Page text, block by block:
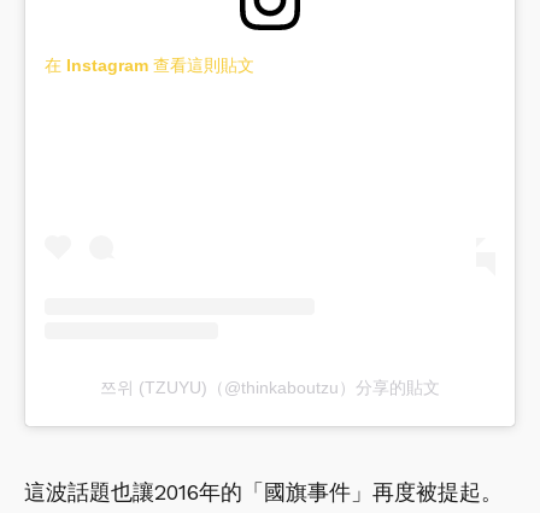
在 Instagram 查看這則貼文
쯔위 (TZUYU)（@thinkaboutzu）分享的貼文
這波話題也讓2016年的「國旗事件」再度被提起。